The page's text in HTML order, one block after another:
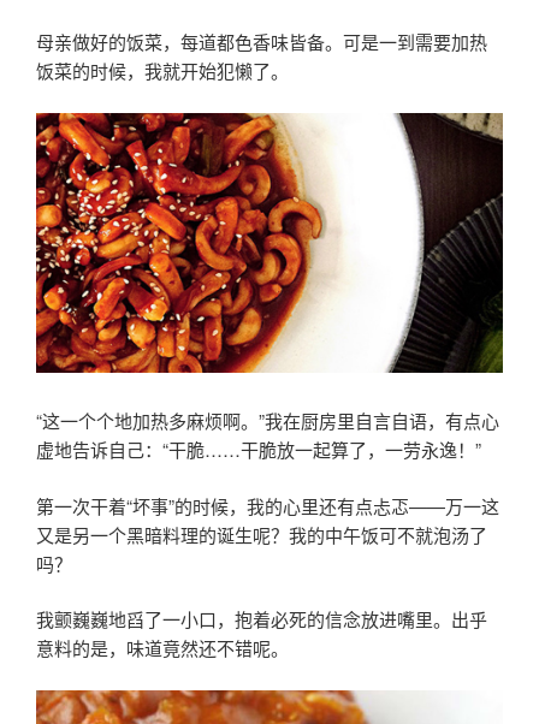
母亲做好的饭菜，每道都色香味皆备。可是一到需要加热
饭菜的时候，我就开始犯懒了。
“这一个个地加热多麻烦啊。”我在厨房里自言自语，有点心
虚地告诉自己：“干脆……干脆放一起算了，一劳永逸！”
第一次干着“坏事”的时候，我的心里还有点忐忑——万一这
又是另一个黑暗料理的诞生呢？我的中午饭可不就泡汤了
吗？
我颤巍巍地舀了一小口，抱着必死的信念放进嘴里。出乎
意料的是，味道竟然还不错呢。